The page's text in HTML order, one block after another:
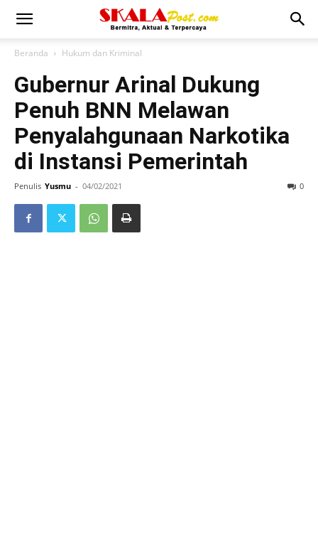
Beranda Hukum dan Kriminal
Gubernur Arinal Dukung
Penuh BNN Melawan
Penyalahgunaan Narkotika
di Instansi Pemerintah
Penulis Yusmu - 04/02/2021 0